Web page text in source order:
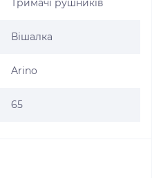
Тримачі рушників
Вішалка
Arino
65